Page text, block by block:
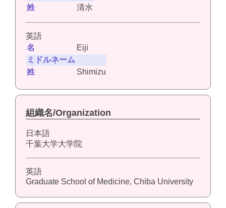
姓
清水
英語
名
Eiji
ミドルネーム
姓
Shimizu
組織名/Organization
日本語
千葉大学大学院
英語
Graduate School of Medicine, Chiba University